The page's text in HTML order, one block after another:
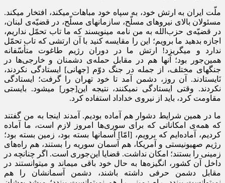
ملّت ایران به ارتش خود، به سپاه خود مباهات میکند، افتخار میکند.
مسئولان بالای نیروهای مسلّح، سازمانهای مسلّح، در قضیّه‌ی لبنان،
در قضیّه‌ی حزب‌الله به من نامه مینویسند که ما تاب تحمّل نداریم،
اجازه بدهید ما برویم؛ این را مقایسه کنید با آن ارتشی که تاب تحمّل
ندارد و میگریزد! ارتش ما در دوران رژیم طاغوت متأسّفانه
همین‌جور بود؛ آنها هم در مقابل حمله‌ی دشمنان و خارجی‌ها در
جنگهای مختلف، از جمله در جنگ دوّم [جهانی] ایستادگی نکردند،
نَایستادند. آن روز، دشمن آمد تا خود تهران را گرفت؛ ایستادگی
نکردند. وقتی ایستادگی نمیکنند، نتیجه این[جور] میشود. بایستی
مقاومت کرد، باید از نیروی خداداد استفاده کرد.
ما در همین شرایط دشوار هم آماده بودیم. آمدند اینجا به من گفتند
که همه‌ی امکاناتی که برای سوری‌ها امروز لازم است، ما آماده
کردیم، آماده‌ایم که برویم، [امّا] آسمانها بسته بود، زمین بسته بود؛
رژیم صهیونیستی و آمریکا، هم آسمان سوریه را بستند، هم راه‌های
زمینی را بستند؛ امکان نداشت. قضایا این‌جوری است. اگر چنانچه در
داخل آن کشور، انگیزه‌ها به حال خود باقی میماند و میتوانستند در
مقابل دشمن حرفی داشته باشند، دشمن آسمانشان را هم